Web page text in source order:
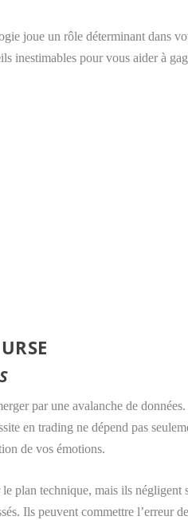
joue un rôle déterminant dans
inestimables pour vous aider à
par une avalanche de
en trading ne dépend pas
de vos émotions.
plan technique, mais ils
Ils peuvent commettre